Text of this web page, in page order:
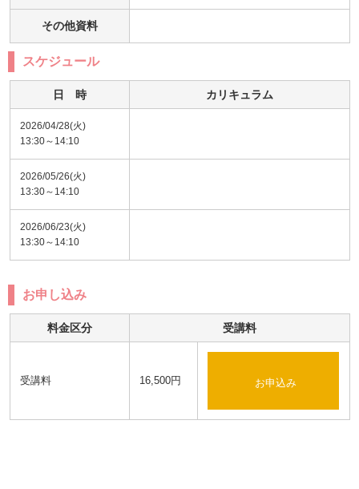
その他資料
スケジュール
日 時 カリキュラム
2026/04/28(火)
13:30～14:10
2026/05/26(火)
13:30～14:10
2026/06/23(火)
13:30～14:10
お申し込み
料金区分 受講料
受講料 16,500円 お申込み